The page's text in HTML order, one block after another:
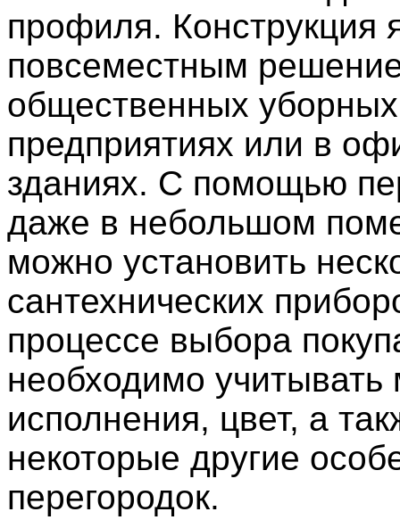
профиля. Конструкция
повсеместным
общественных
предприятиях или в
зданиях. С помощью
даже в небольшом
можно установить
сантехнических
процессе выбора
необходимо
исполнения, цвет, а
некоторые другие
перегородок.